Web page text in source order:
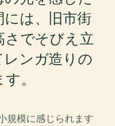
は、旧市街
さでそびえ立
ンガ造りの
。
規模に感じられます